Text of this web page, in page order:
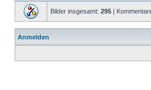
Bilder insgesamt: 295 |
Anmelden